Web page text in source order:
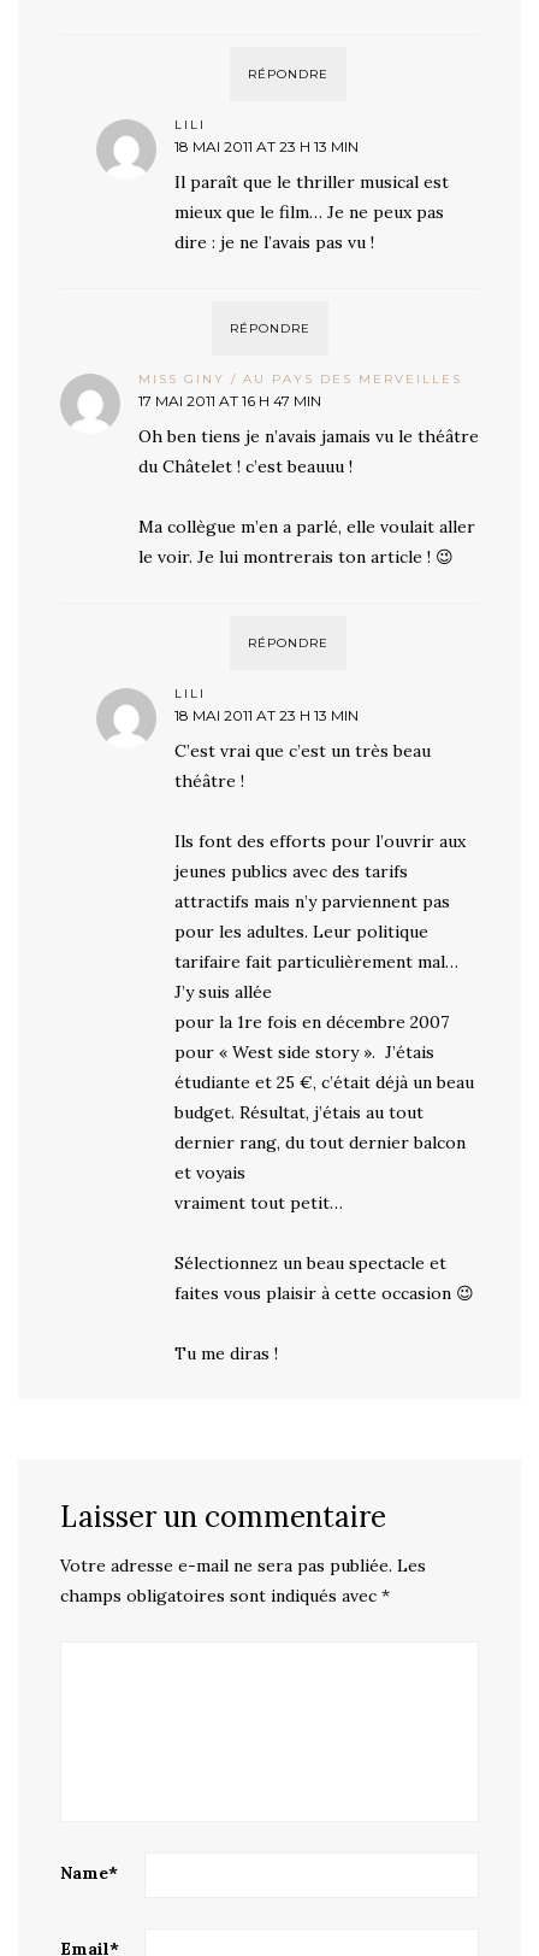
RÉPONDRE
LILI
18 MAI 2011 AT 23 H 13 MIN
Il paraît que le thriller musical est
mieux que le film… Je ne peux pas
dire : je ne l’avais pas vu !
RÉPONDRE
MISS GINY / AU PAYS DES MERVEILLES
17 MAI 2011 AT 16 H 47 MIN
Oh ben tiens je n’avais jamais vu le théâtre
du Châtelet ! c’est beauuu !
Ma collègue m’en a parlé, elle voulait aller
le voir. Je lui montrerais ton article ! 😉
RÉPONDRE
LILI
18 MAI 2011 AT 23 H 13 MIN
C’est vrai que c’est un très beau
théâtre !
Ils font des efforts pour l’ouvrir aux
jeunes publics avec des tarifs
attractifs mais n’y parviennent pas
pour les adultes. Leur politique
tarifaire fait particulièrement mal…
J’y suis allée
pour la 1re fois en décembre 2007
pour « West side story ». J’étais
étudiante et 25 €, c’était déjà un beau
budget. Résultat, j’étais au tout
dernier rang, du tout dernier balcon
et voyais
vraiment tout petit…
Sélectionnez un beau spectacle et
faites vous plaisir à cette occasion 😉
Tu me diras !
Laisser un commentaire
Votre adresse e-mail ne sera pas publiée. Les
champs obligatoires sont indiqués avec *
Name*
Email*